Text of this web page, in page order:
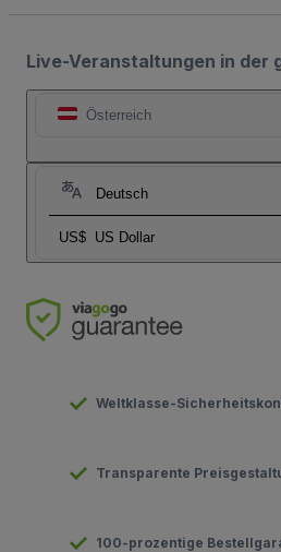
Live-Veranstaltungen in der
Österreich
Deutsch
US$ US Dollar
Weltklasse-
Transparente
100-prozentige